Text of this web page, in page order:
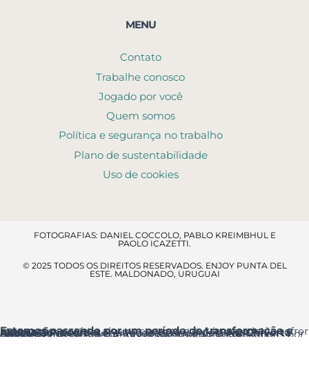
MENU
Contato
Trabalhe conosco
Jogado por você
Quem somos
Política e segurança no trabalho
Plano de sustentabilidade
Uso de cookies
FOTOGRAFIAS: DANIEL COCCOLO, PABLO KREIMBHUL E
PAOLO ICAZETTI.
© 2025 TODOS OS DIREITOS RESERVADOS. ENJOY PUNTA DEL
ESTE. MALDONADO, URUGUAI
Estamos passando por um período de transformação e renovação
, por isso alguns espaços e serviços poderão sofrer ajustes temporários.
Acesso ao resort: a entrada principal é pelaAv. Chiverta
onde você encontrará a Recepção logo ao entrar.
Agradecemos a sua compreensão e pedimos desculpas por qualquer inconveniente que essas melhorias possam causar.